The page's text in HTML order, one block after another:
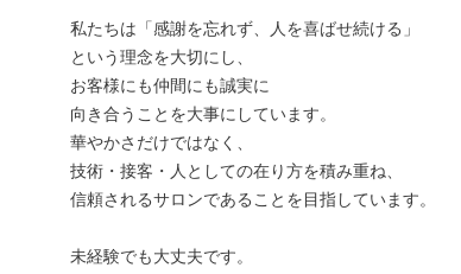
私たちは「感謝を忘れず、人を喜ばせ続ける」
という理念を大切にし、
お客様にも仲間にも誠実に
向き合うことを大事にしています。
華やかさだけではなく、
技術・接客・人としての在り方を積み重ね、
信頼されるサロンであることを目指しています。
未経験でも大丈夫です。